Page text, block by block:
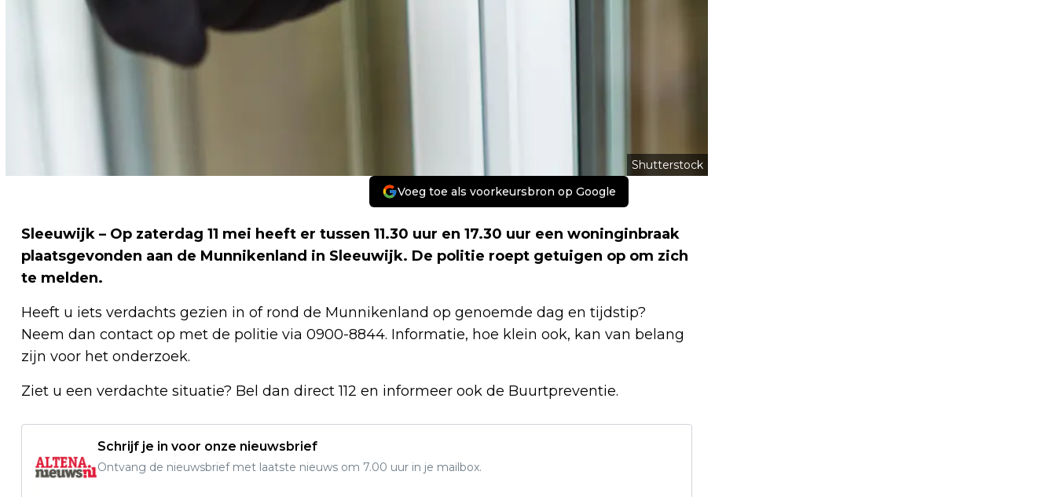
Shutterstock
Voeg toe als voorkeursbron op Google
Sleeuwijk – Op zaterdag 11 mei heeft er tussen 11.30 uur en 17.30 uur een woninginbraak
plaatsgevonden aan de Munnikenland in Sleeuwijk. De politie roept getuigen op om zich
te melden.
Heeft u iets verdachts gezien in of rond de Munnikenland op genoemde dag en tijdstip?
Neem dan contact op met de politie via 0900-8844. Informatie, hoe klein ook, kan van belang
zijn voor het onderzoek.
Ziet u een verdachte situatie? Bel dan direct 112 en informeer ook de Buurtpreventie.
Schrijf je in voor onze nieuwsbrief
Ontvang de nieuwsbrief met laatste nieuws om 7.00 uur in je mailbox.